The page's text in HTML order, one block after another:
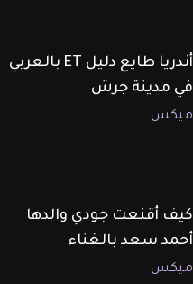
أندريا طايع دليل ET بالعربي
في مدينة جرش
ميكس
كيف أقنعت جودي والدها
أحمد سعد بالغناء
ميكس